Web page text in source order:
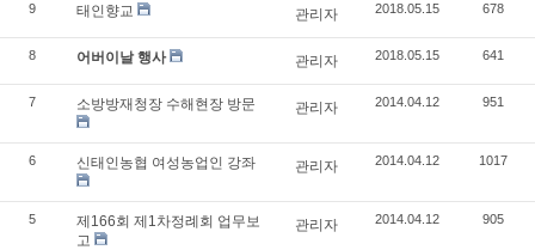
9 태인향교 관리자 2018.05.15 678
8 어버이날 행사 관리자 2018.05.15 641
7 소방방재청장 수해현장 방문 관리자 2014.04.12 951
6 신태인농협 여성농업인 강좌 관리자 2014.04.12 1017
5
제166회 제1차정례회 업무보
고
관리자 2014.04.12 905